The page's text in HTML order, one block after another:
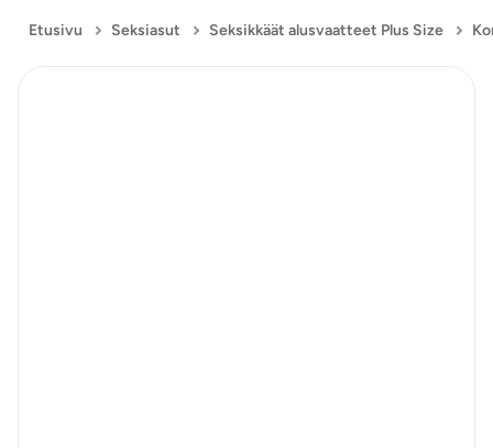
Etusivu Seksiasut Seksikkäät alusvaatteet Plus Size